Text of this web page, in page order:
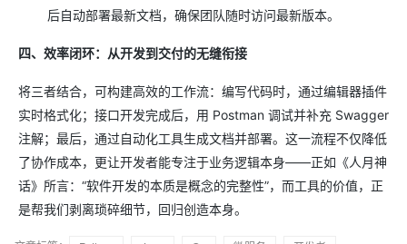
后自动部署最新文档，确保团队随时访问最新版本。
四、效率闭环：从开发到交付的无缝衔接
将三者结合，可构建高效的工作流：编写代码时，通过编辑器插件
实时格式化；接口开发完成后，用 Postman 调试并补充 Swagger
注解；最后，通过自动化工具生成文档并部署。这一流程不仅降低
了协作成本，更让开发者能专注于业务逻辑本身——正如《人月神
话》所言：“软件开发的本质是概念的完整性”，而工具的价值，正
是帮我们剥离琐碎细节，回归创造本身。